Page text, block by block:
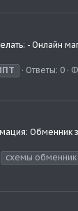
- Онлайн
Ответы: 0
Обменник
схемы обменник